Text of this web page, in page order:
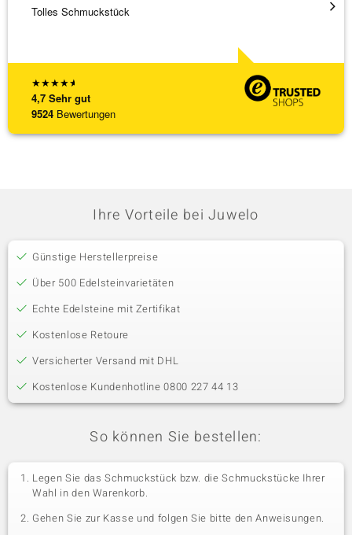
★★★★★
4,7 Sehr gut
9524 Bewertungen
Tolles Schmuckstück
Ihre Vorteile bei Juwelo
Günstige Herstellerpreise
Über 500 Edelsteinvarietäten
Echte Edelsteine mit Zertifikat
Kostenlose Retoure
Versicherter Versand mit DHL
Kostenlose Kundenhotline 0800 227 44 13
So können Sie bestellen:
Legen Sie das Schmuckstück bzw. die Schmuckstücke Ihrer
Wahl in den Warenkorb.
Gehen Sie zur Kasse und folgen Sie bitte den Anweisungen.